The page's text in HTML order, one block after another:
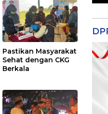
Pastikan Masyarakat
Sehat dengan CKG
Berkala